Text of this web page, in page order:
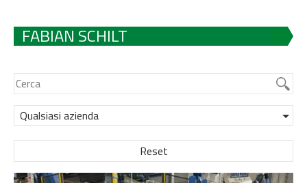
FABIAN SCHILT
Qualsiasi azienda
Reset